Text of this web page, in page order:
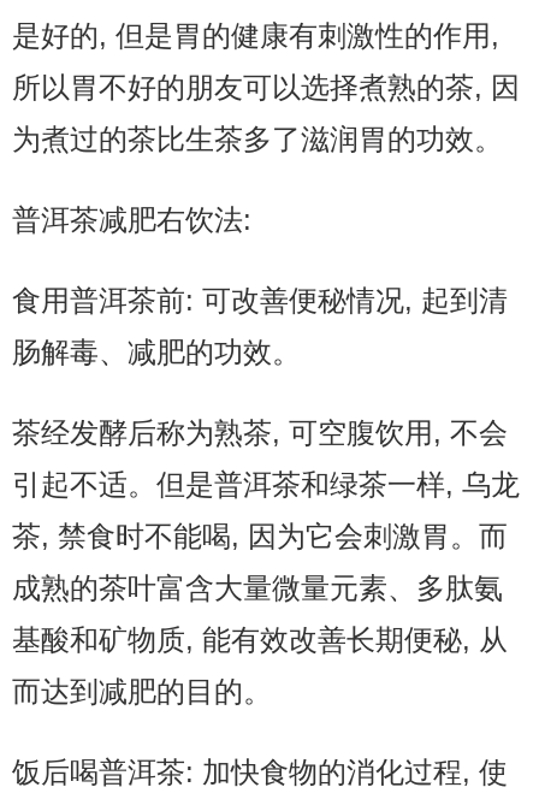
是好的, 但是胃的健康有刺激性的作用,
所以胃不好的朋友可以选择煮熟的茶, 因
为煮过的茶比生茶多了滋润胃的功效。
普洱茶减肥右饮法:
食用普洱茶前: 可改善便秘情况, 起到清
肠解毒、减肥的功效。
茶经发酵后称为熟茶, 可空腹饮用, 不会
引起不适。但是普洱茶和绿茶一样, 乌龙
茶, 禁食时不能喝, 因为它会刺激胃。而
成熟的茶叶富含大量微量元素、多肽氨
基酸和矿物质, 能有效改善长期便秘, 从
而达到减肥的目的。
饭后喝普洱茶: 加快食物的消化过程, 使